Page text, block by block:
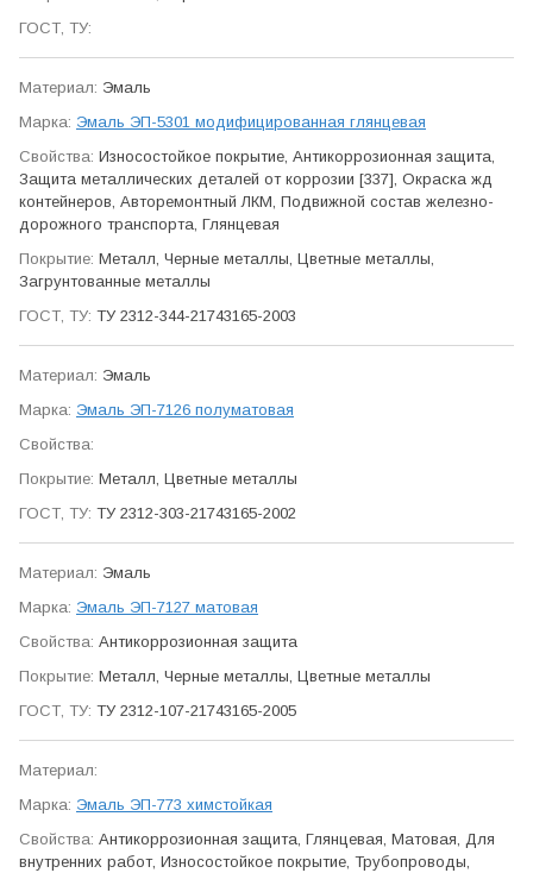
Эмаль
Эмаль ЭП-5301 модифицированная глянцевая
Износо­стойкое покрытие, Антикор­розионная защита,
Защита метал­лических деталей от коррозии [337], Окраска жд
контейнеров, Авто­ремонтный ЛКМ, Подвижной состав железно­
дорожного транспорта, Глянцевая
Металл, Черные металлы, Цветные металлы,
Загрунтованные металлы
ТУ 2312-344-21743165-2003
Эмаль
Эмаль ЭП-7126 полуматовая
Металл, Цветные металлы
ТУ 2312-303-21743165-2002
Эмаль
Эмаль ЭП-7127 матовая
Антикор­розионная защита
Металл, Черные металлы, Цветные металлы
ТУ 2312-107-21743165-2005
Эмаль ЭП-773 химстойкая
Антикор­розионная защита, Глянцевая, Матовая, Для
внутренних работ, Износо­стойкое покрытие, Трубо­проводы,